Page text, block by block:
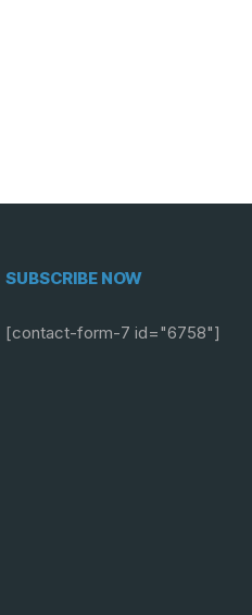
SUBSCRIBE NOW
[contact-form-7 id="6758"]